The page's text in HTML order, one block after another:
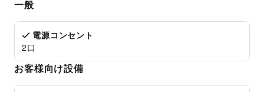
一般
電源コンセント
2口
お客様向け設備